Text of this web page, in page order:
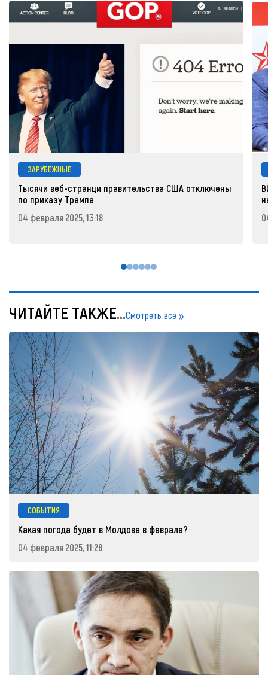
ЗАРУБЕЖНЫЕ
Тысячи веб-странци правительства США отключены
по приказу Трампа
04 февраля 2025, 13:18
ЧИТАЙТЕ ТАКЖЕ...Смотреть все
СОБЫТИЯ
Какая погода будет в Молдове в феврале?
04 февраля 2025, 11:28